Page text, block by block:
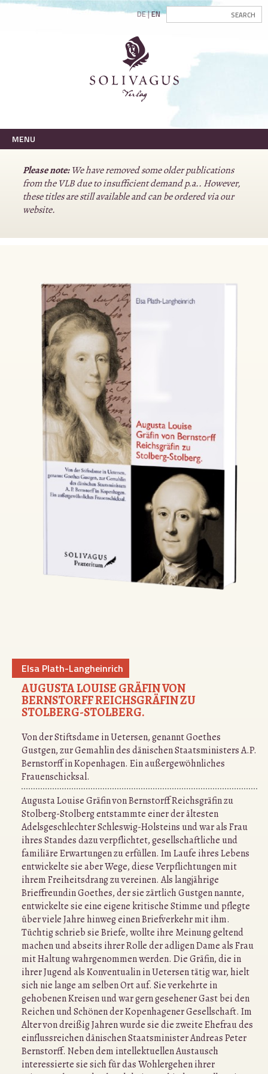
DE EN
MENU
Please note:We have removed some older publications
from the VLB due to insufficient demand p.a.. However,
these titles are still available and can be ordered via our
website.
Elsa Plath-Langheinrich
AUGUSTA LOUISE GRÄFIN VON
BERNSTORFF REICHSGRÄFIN ZU
STOLBERG-STOLBERG.
Von der Stiftsdame in Uetersen, genannt Goethes
Gustgen, zur Gemahlin des dänischen Staatsministers A.P.
Bernstorff in Kopenhagen. Ein außergewöhnliches
Frauenschicksal.
Augusta Louise Gräfin von Bernstorff Reichsgräfin zu
Stolberg-Stolberg entstammte einer der ältesten
Adelsgeschlechter Schleswig-Holsteins und war als Frau
ihres Standes dazu verpflichtet, gesellschaftliche und
familiäre Erwartungen zu erfüllen. Im Laufe ihres Lebens
entwickelte sie aber Wege, diese Verpflichtungen mit
ihrem Freiheitsdrang zu vereinen. Als langjährige
Brieffreundin Goethes, der sie zärtlich Gustgen nannte,
entwickelte sie eine eigene kritische Stimme und pflegte
über viele Jahre hinweg einen Briefverkehr mit ihm.
Tüchtig schrieb sie Briefe, wollte ihre Meinung geltend
machen und abseits ihrer Rolle der adligen Dame als Frau
mit Haltung wahrgenommen werden. Die Gräfin, die in
ihrer Jugend als Konventualin in Uetersen tätig war, hielt
sich nie lange am selben Ort auf. Sie verkehrte in
gehobenen Kreisen und war gern gesehener Gast bei den
Reichen und Schönen der Kopenhagener Gesellschaft. Im
Alter von dreißig Jahren wurde sie die zweite Ehefrau des
einflussreichen dänischen Staatsminister Andreas Peter
Bernstorff. Neben dem intellektuellen Austausch
interessierte sie sich für das Wohlergehen ihrer